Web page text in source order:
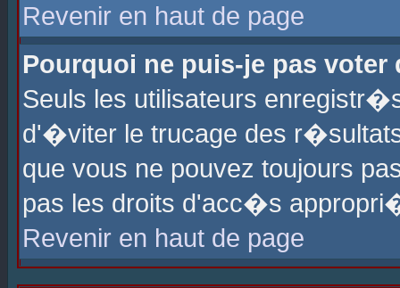
Revenir en haut de page
Pourquoi ne puis-je pas voter
Seuls les utilisateurs
d'�viter le trucage des
que vous ne pouvez toujours
pas les droits d'acc�s
Revenir en haut de page